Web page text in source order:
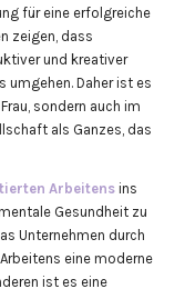
für eine erfolgreiche
zeigen, dass
und kreativer
Daher ist es
sondern auch im
als Ganzes, das
Arbeitensins
Gesundheit zu
Unternehmen durch
eine moderne
ist es eine